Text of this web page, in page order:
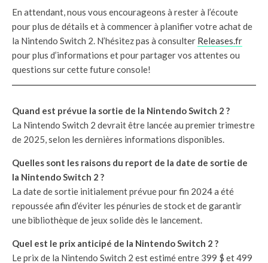
En attendant, nous vous encourageons à rester à l’écoute
pour plus de détails et à commencer à planifier votre achat de
la Nintendo Switch 2. N’hésitez pas à consulter Releases.fr
pour plus d’informations et pour partager vos attentes ou
questions sur cette future console!
Quand est prévue la sortie de la Nintendo Switch 2 ?
La Nintendo Switch 2 devrait être lancée au premier trimestre
de 2025, selon les dernières informations disponibles.
Quelles sont les raisons du report de la date de sortie de
la Nintendo Switch 2 ?
La date de sortie initialement prévue pour fin 2024 a été
repoussée afin d’éviter les pénuries de stock et de garantir
une bibliothèque de jeux solide dès le lancement.
Quel est le prix anticipé de la Nintendo Switch 2 ?
Le prix de la Nintendo Switch 2 est estimé entre 399 $ et 499